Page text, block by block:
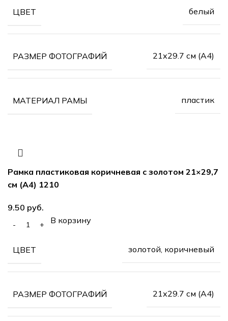
ЦВЕТ белый
РАЗМЕР ФОТОГРАФИЙ 21х29.7 см (А4)
МАТЕРИАЛ РАМЫ пластик
Рамка пластиковая коричневая с золотом 21×29,7
см (А4) 1210
руб.
В корзину
ЦВЕТ золотой, коричневый
РАЗМЕР ФОТОГРАФИЙ 21х29.7 см (А4)